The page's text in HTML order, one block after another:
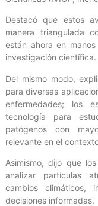
Destacó que estos
manera triangulada
están ahora en
investigación científica.
Del mismo modo,
para diversas
enfermedades; los
tecnología para
patógenos con
relevante en el
Asimismo, dijo que
analizar partículas
cambios climáticos,
decisiones informadas.